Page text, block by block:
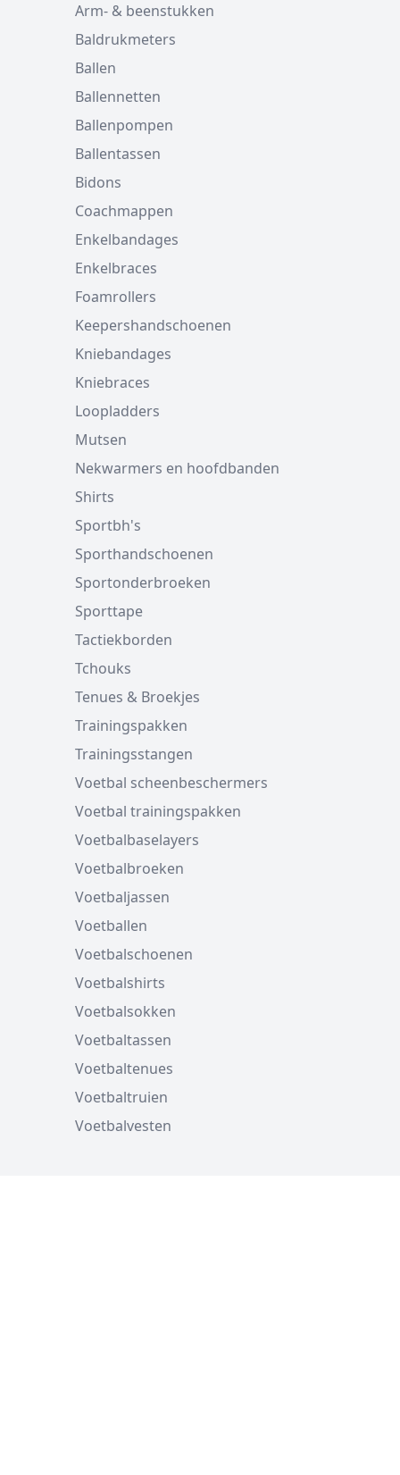
Arm- & beenstukken
Baldrukmeters
Ballen
Ballennetten
Ballenpompen
Ballentassen
Bidons
Coachmappen
Enkelbandages
Enkelbraces
Foamrollers
Keepershandschoenen
Kniebandages
Kniebraces
Loopladders
Mutsen
Nekwarmers en hoofdbanden
Shirts
Sportbh's
Sporthandschoenen
Sportonderbroeken
Sporttape
Tactiekborden
Tchouks
Tenues & Broekjes
Trainingspakken
Trainingsstangen
Voetbal scheenbeschermers
Voetbal trainingspakken
Voetbalbaselayers
Voetbalbroeken
Voetbaljassen
Voetballen
Voetbalschoenen
Voetbalshirts
Voetbalsokken
Voetbaltassen
Voetbaltenues
Voetbaltruien
Voetbalvesten